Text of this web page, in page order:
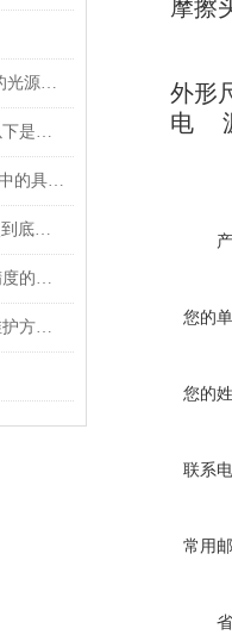
要想更好的使用对色灯箱,对它的光源一定要有所了解
对于鼓风干燥箱的日常保养，以下是一些建议
D75标准光源箱潘通色卡在实验中的具体应用
YQ620涂层测厚仪其核心的优点到底是什么呢？
是什么影响到涂层测厚仪测量精度的呢？
探讨涂层测厚仪的常见故障及维护方法！
摩擦
外形
电
您的
您的
联系
常用